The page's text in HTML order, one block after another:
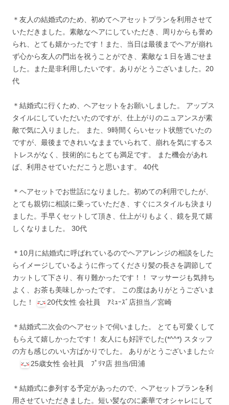
＊友人の結婚式のため、初めてヘアセットプランを利用させて
いただきました。素敵なヘアにしていただき、周りからも誉め
られ、とても嬉かったです！また、当日は最後までヘアが崩れ
ず心から友人の門出を祝うことができ、素敵な１日を過ごせま
した。また是非利用したいです。ありがとうございました。20
代
＊結婚式に行くため、ヘアセットをお願いしました。 アップス
タイルにしていただいたのですが、仕上がりのニュアンスが素
敵で気に入りました。 また、9時間くらいセット状態でいたの
ですが、最後まできれいなままでいられて、崩れを気にするス
トレスがなく、技術的にもとても満足です。 また機会があれ
ば、利用させていただこうと思います。 40代
＊ヘアセットでお世話になりました。初めての利用でしたが、
とても親切に相談に乗っていただき、すぐにスタイルも決まり
ました。手早くセットして頂き、仕上がりもよく、鏡を見て嬉
しくなりました。 30代
＊10月に結婚式に呼ばれているのでヘアアレンジの相談をした
らイメージしているように作ってくださり髪の長さを調節して
カットして下さり、有り難かったです！！ マッサージも気持ち
よく、お茶も美味しかったです。 この度はありがとうございま
した！
20代女性 会社員 ｱﾐｭｰｽﾞ店担当／宮崎
＊結婚式二次会のヘアセットで伺いました。 とても可愛くして
もらえて嬉しかったです！ 友人にも好評でした(*^^*) スタッフ
の方も感じのいい方ばかりでした。 ありがとうございました☆
25歳女性 会社員 ﾌﾟﾘﾏ店 担当/田浦
＊結婚式に参列する予定があったので、ヘアセットプランを利
用させていただきました。短い髪なのに豪華でオシャレにして